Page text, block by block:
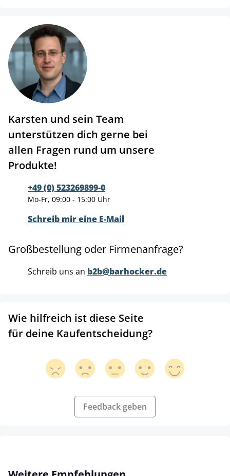
Karsten und sein Team
unterstützen dich gerne bei
allen Fragen rund um unsere
Produkte!
+49 (0) 523269899-0
Mo-Fr, 09:00 - 15:00 Uhr
Schreib mir eine E-Mail
Großbestellung oder Firmenanfrage?
Schreib uns an b2b@barhocker.de
Wie hilfreich ist diese Seite
für deine Kaufentscheidung?
Feedback geben
Produktgalerie überspringen